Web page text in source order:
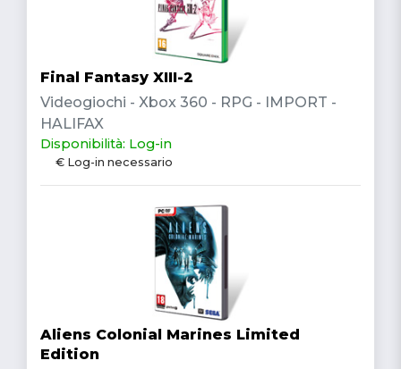
Final Fantasy XIII-2
Videogiochi - Xbox 360 - RPG - IMPORT -
HALIFAX
Disponibilità: Log-in
€ Log-in necessario
Aliens Colonial Marines Limited
Edition